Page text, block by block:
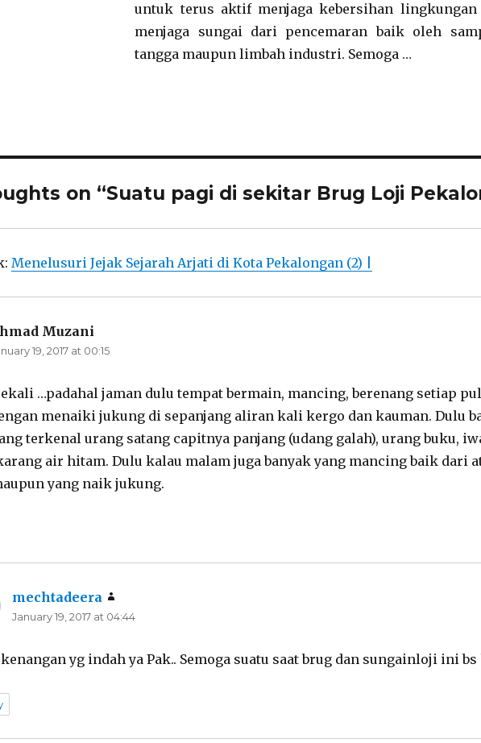
untuk terus aktif menjaga kebersihan
menjaga sungai dari pencemaran baik oleh
tangga maupun limbah industri. Semoga …
on “Suatu pagi di sekitar Brug Loji
Menelusuri Jejak Sejarah Arjati di Kota Pekalongan (2) |
Muzani
19, 2017 at 00:15
…padahal jaman dulu tempat bermain, mancing, berenang setiap
menaiki jukung di sepanjang aliran kali kergo dan kauman. Dulu
terkenal urang satang capitnya panjang (udang galah), urang buku,
air hitam. Dulu kalau malam juga banyak yang mancing baik dari
yang naik jukung.
mechtadeera
January 19, 2017 at 04:44
yg indah ya Pak.. Semoga suatu saat brug dan sungainloji ini